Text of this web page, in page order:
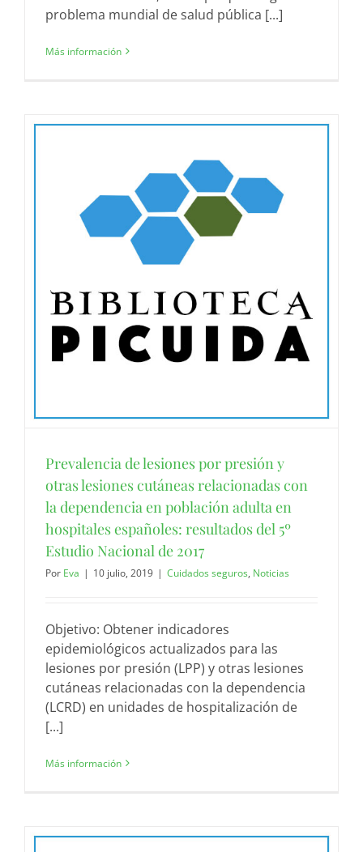
problema mundial de salud pública [...]
Más información
Prevalencia de lesiones por presión y
otras lesiones cutáneas relacionadas con
la dependencia en población adulta en
hospitales españoles: resultados del 5º
Estudio Nacional de 2017
Por Eva | 10 julio, 2019 | Cuidados seguros, Noticias
Objetivo: Obtener indicadores
epidemiológicos actualizados para las
lesiones por presión (LPP) y otras lesiones
cutáneas relacionadas con la dependencia
(LCRD) en unidades de hospitalización de
[...]
Más información